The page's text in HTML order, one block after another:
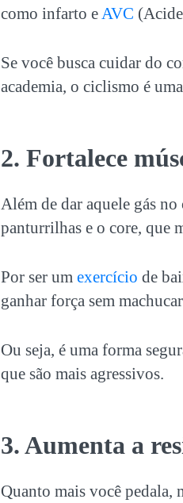
como infarto eAVC
Se você busca cuidar do
academia, o ciclismo é
2. Fortalece
Além de dar aquele gás no
panturrilhas e o core, que
Por ser um exercício de
ganhar força sem
Ou seja, é uma forma
que são mais agressivos.
3. Aumenta a
Quanto mais você pedala,